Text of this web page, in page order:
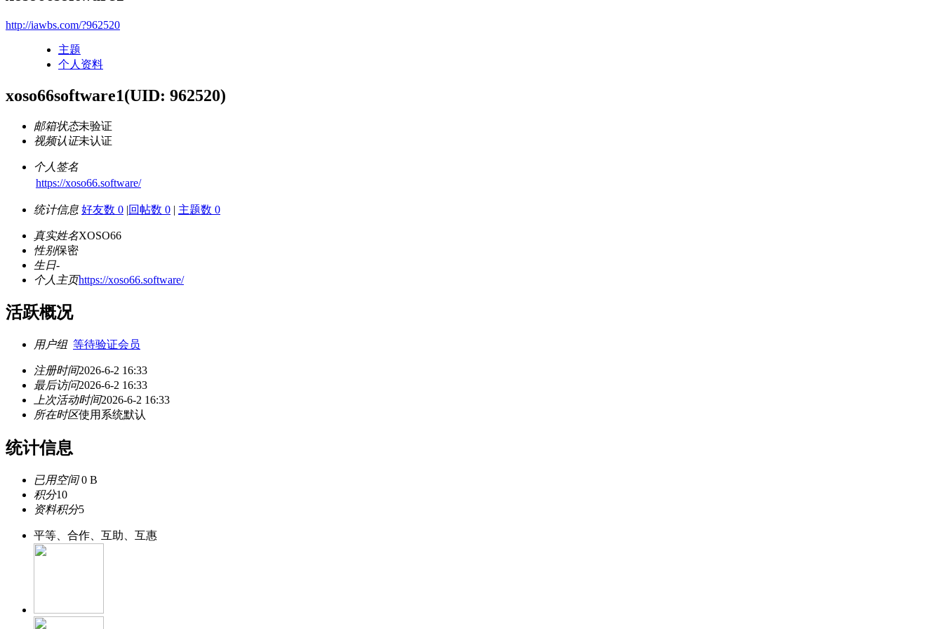
http://iawbs.com/?962520
主题
个人资料
xoso66software1(UID: 962520)
邮箱状态未验证
视频认证未认证
个人签名
https://xoso66.software/
统计信息 好友数 0 |回帖数 0 | 主题数 0
真实姓名XOSO66
性别保密
生日-
个人主页https://xoso66.software/
活跃概况
用户组 等待验证会员
注册时间2026-6-2 16:33
最后访问2026-6-2 16:33
上次活动时间2026-6-2 16:33
所在时区使用系统默认
统计信息
已用空间0 B
积分10
资料积分5
平等、合作、互助、互惠